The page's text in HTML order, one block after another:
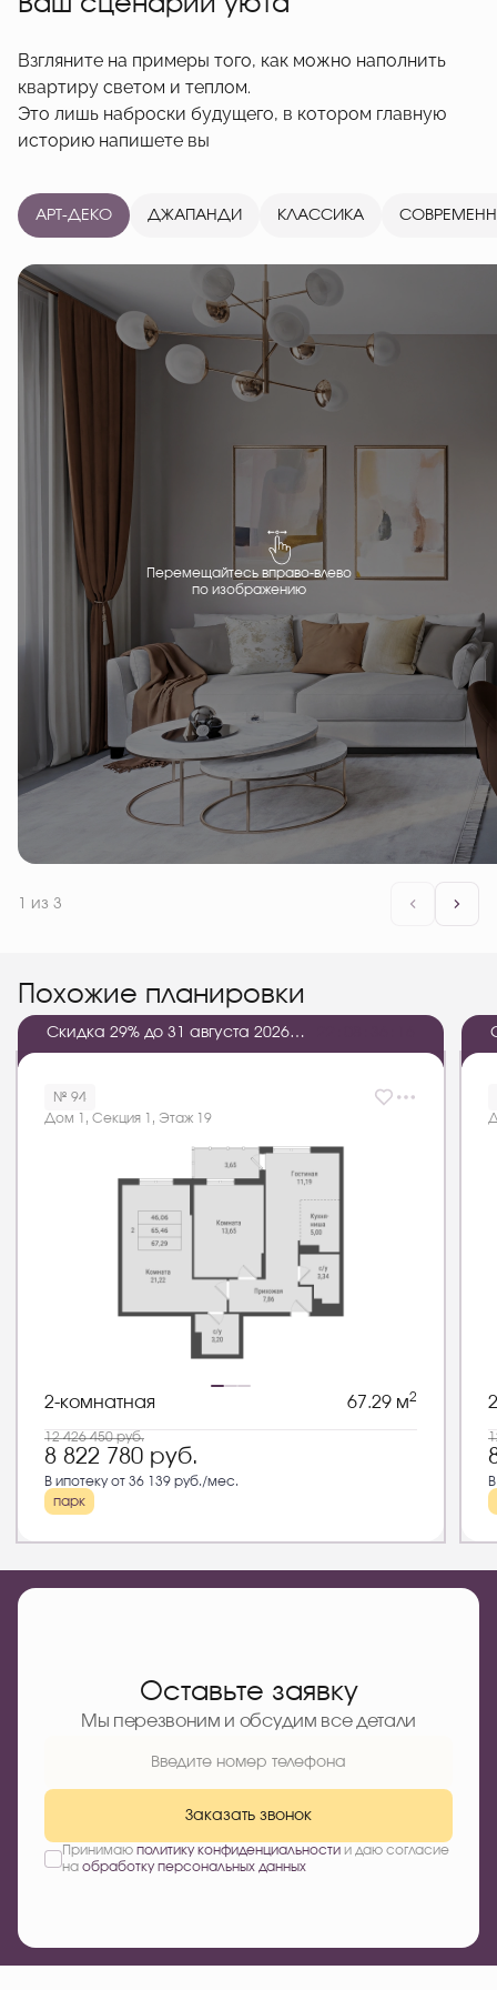
Взгляните на примеры того, как можно наполнить
квартиру светом и теплом.
Это лишь наброски будущего, в котором главную
историю напишете вы
АРТ-ДЕКО ДЖАПАНДИ КЛАССИКА
Перемещайтесь вправо-влево
по изображению
1 из 3
Похожие планировки
Скидка 29% до 31 августа 2026
№ 94
Дом 1, Секция 1, Этаж 19
2-комнатная 67.29 м2
12 426 450руб.
8 822 780 руб.
В ипотеку от 36 139 руб./мес.
парк
Оставьте заявку
Мы перезвоним и обсудим все детали
Заказать звонок
Принимаю политику конфиденциальностии даю согласие
на обработку персональных данных